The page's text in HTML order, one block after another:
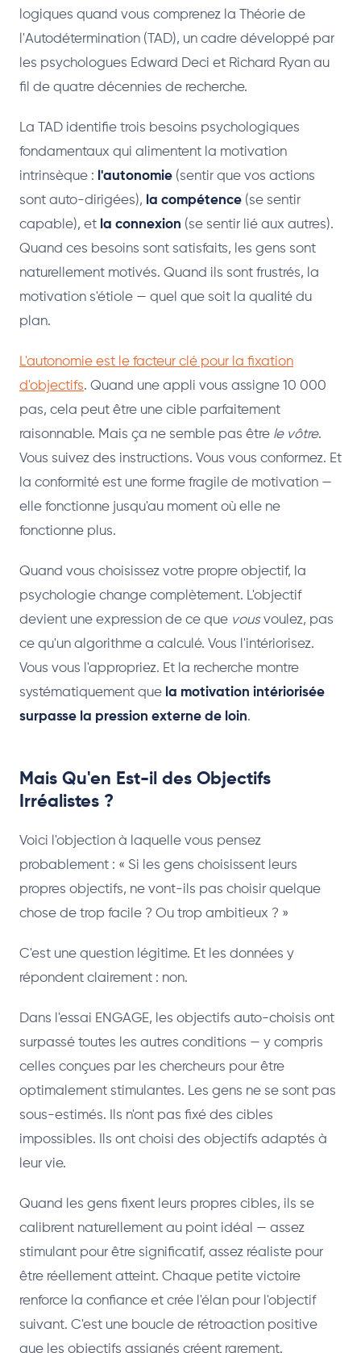
logiques quand vous comprenez la Théorie de
l'Autodétermination (TAD), un cadre développé par
les psychologues Edward Deci et Richard Ryan au
fil de quatre décennies de recherche.
La TAD identifie trois besoins psychologiques
fondamentaux qui alimentent la motivation
intrinsèque : l'autonomie (sentir que vos actions
sont auto-dirigées), la compétence (se sentir
capable), et la connexion (se sentir lié aux autres).
Quand ces besoins sont satisfaits, les gens sont
naturellement motivés. Quand ils sont frustrés, la
motivation s'étiole — quel que soit la qualité du
plan.
L'autonomie est le facteur clé pour la fixation
d'objectifs. Quand une appli vous assigne 10 000
pas, cela peut être une cible parfaitement
raisonnable. Mais ça ne semble pas être le vôtre.
Vous suivez des instructions. Vous vous conformez. Et
la conformité est une forme fragile de motivation —
elle fonctionne jusqu'au moment où elle ne
fonctionne plus.
Quand vous choisissez votre propre objectif, la
psychologie change complètement. L'objectif
devient une expression de ce que vousvoulez, pas
ce qu'un algorithme a calculé. Vous l'intériorisez.
Vous vous l'appropriez. Et la recherche montre
systématiquement que la motivation intériorisée
surpasse la pression externe de loin.
Mais Qu'en Est-il des Objectifs
Irréalistes ?
Voici l'objection à laquelle vous pensez
probablement : « Si les gens choisissent leurs
propres objectifs, ne vont-ils pas choisir quelque
chose de trop facile ? Ou trop ambitieux ? »
C'est une question légitime. Et les données y
répondent clairement : non.
Dans l'essai ENGAGE, les objectifs auto-choisis ont
surpassé toutes les autres conditions — y compris
celles conçues par les chercheurs pour être
optimalement stimulantes. Les gens ne se sont pas
sous-estimés. Ils n'ont pas fixé des cibles
impossibles. Ils ont choisi des objectifs adaptés à
leur vie.
Quand les gens fixent leurs propres cibles, ils se
calibrent naturellement au point idéal — assez
stimulant pour être significatif, assez réaliste pour
être réellement atteint. Chaque petite victoire
renforce la confiance et crée l'élan pour l'objectif
suivant. C'est une boucle de rétroaction positive
que les objectifs assignés créent rarement.